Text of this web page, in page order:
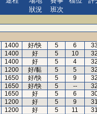
狀況
班次
1400 好/快 5 6
1400 好 5 10
1400 好 5 4
1200 好/黏 5 5
1650 好/快 5 9
1650 好/快 5 --
1650 好 5 6
1200 好 5 9
1200 好 5 11